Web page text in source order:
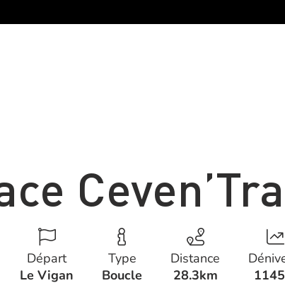
Départ
Le Vigan
Type
Boucle
Distance
28.3km